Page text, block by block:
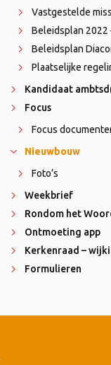
Vastgestelde
Beleidsplan 2022
Beleidsplan
Plaatselijke
Kandidaat
Focus
Focus
Nieuwbouw
Foto’s
Weekbrief
Rondom het
Ontmoeting app
Kerkenraad –
Formulieren